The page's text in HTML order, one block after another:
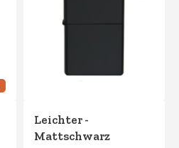
Leichter -
Mattschwarz